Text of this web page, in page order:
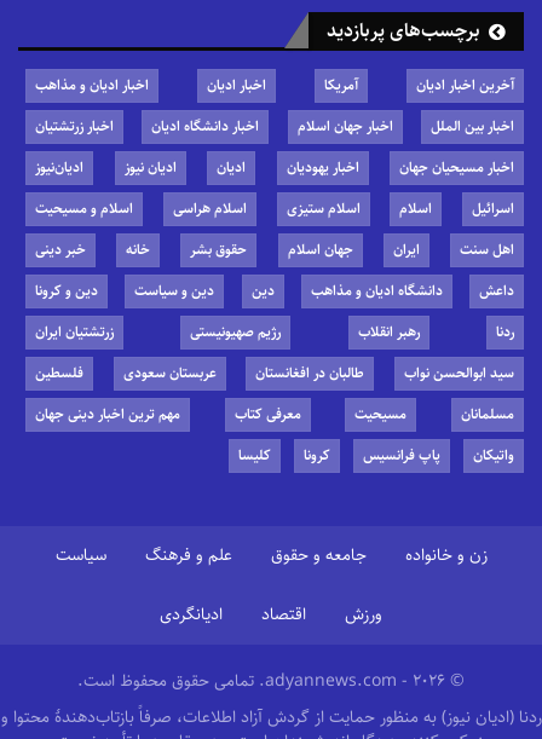
برچسب‌های پربازدید
آخرین اخبار ادیان آمریکا اخبار ادیان
اخبار ادیان و مذاهب
اخبار بین الملل
اخبار جهان اسلام اخبار دانشگاه ادیان
اخبار زرتشتیان
اخبار مسیحیان جهان
اخبار یهودیان ادیان ادیان نیوز
ادیان‌نیوز
اسرائیل
اسلام اسلام ستیزی اسلام هراسی
اسلام و مسیحیت
اهل سنت
ایران جهان اسلام حقوق بشر خانه
خبر دینی
داعش
دانشگاه ادیان و مذاهب دین دین و سیاست
دین و کرونا
ردنا
رهبر انقلاب رژیم صهیونیستی
زرتشتیان ایران
سید ابوالحسن نواب
طالبان در افغانستان عربستان سعودی
فلسطین
مسلمانان
مسیحیت معرفی کتاب
مهم ترین اخبار دینی جهان
واتیکان
پاپ فرانسیس کرونا کلیسا
زن و خانواده جامعه و حقوق علم و فرهنگ سیاست
ورزش اقتصاد ادیانگردی
© 2026 - adyannews.com. تمامی حقوق محفوظ است.
ردنا (ادیان نیوز) به منظور حمایت از گردش آزاد اطلاعات، صرفاً بازتاب‌دهندهٔ محتوا و